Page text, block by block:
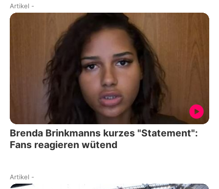
Artikel -
Brenda Brinkmanns kurzes "Statement":
Fans reagieren wütend
Artikel -